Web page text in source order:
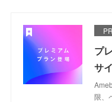
PR
プ
サ
限、